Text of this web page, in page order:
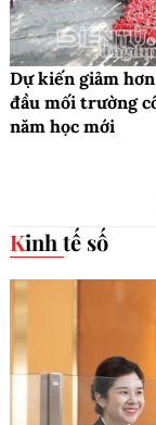
Dự kiến giảm hơn
đầu mối trường
năm học mới
Kinh tế số